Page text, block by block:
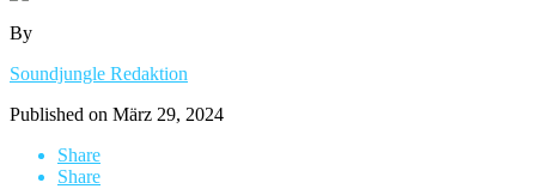
By
Soundjungle Redaktion
Published on März 29, 2024
Share
Share